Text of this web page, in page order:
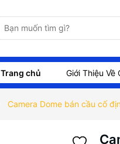
Trang chủ Giới Thiệu Về
Camera Dome bán cầu cố